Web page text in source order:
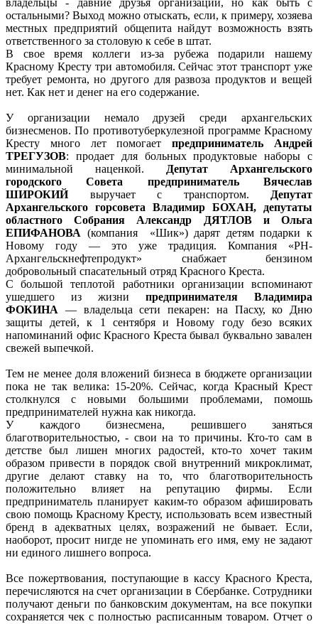
остальными? Выход можно отыскать, если, к примеру, хозяева
местных предприятий общепита найдут возможность взять
ответственного за столовую к себе в штат.
В свое время коллеги из-за рубежа подарили нашему
Красному Кресту три автомобиля. Сейчас этот транспорт уже
требует ремонта, но другого для развоза продуктов и вещей
нет. Как нет и денег на его содержание.
У организации немало друзей среди архангельских
бизнесменов. По противотуберкулезной программе Красному
Кресту много лет помогаетпредприниматель Андрей
ТРЕГУЗОВ: продает для больных продуктовые наборы с
минимальной наценкой.
Депутат Архангельского
городского Совета предприниматель Вячеслав
ШИРОКИЙвыручает с транспортом.
Депутат
Архангельского горсовета Владимир БОХАН, депутаты
областного Собрания Александр ДЯТЛОВ и Ольга
ЕПИФАНОВА (компания «Шик») дарят детям подарки к
Новому году — это уже традиция. Компания «РН-
Архангельскнефтепродукт» снабжает бензином
добровольный спасательный отряд Красного Креста.
С большой теплотой работники организации вспоминают
ушедшего из жизни предпринимателя Владимира
ФОКИНА — владельца сети пекарен: на Пасху, ко Дню
защиты детей, к 1 сентября и Новому году безо всяких
напоминаний офис Красного Креста бывал буквально завален
свежей выпечкой.
Тем не менее доля вложений бизнеса в бюджете организации
пока не так велика: 15-20%. Сейчас, когда Красный Крест
столкнулся с новыми большими проблемами, помошь
предпринимателей нужна как никогда.
У каждого бизнесмена, решившего заняться
благотворительностью, - свои на то причины. Кто-то сам в
детстве был лишен многих радостей, кто-то хочет таким
образом привести в порядок свой внутренний микроклимат,
другие делают ставку на то, что благотворительность
положительно влияет на репутацию фирмы. Если
предприниматель планирует каким-то образом афишировать
свою помощь Красному Кресту, использовать всем известный
бренд в адекватных целях, возражений не бывает. Если,
наоборот, просит нигде не упоминать его имя, ему не задают
ни единого лишнего вопроса.
Все пожертвования, поступающие в кассу Красного Креста,
перечисляются на счет организации в Сбербанке. Сотрудники
получают деньги по банковским документам, на все покупки
сохраняется чек с полностью расписанным товаром. Отчет о